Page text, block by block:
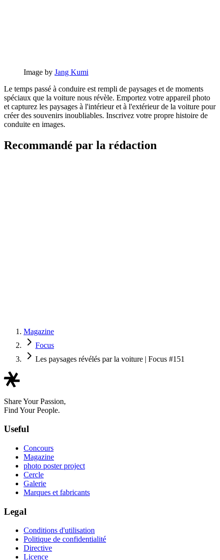
Image by Jang Kumi
Le temps passé à conduire est rempli de paysages et de moments
spéciaux que la voiture nous révèle. Emportez votre appareil photo
et capturez les paysages à l'intérieur et à l'extérieur de la voiture pour
créer des souvenirs inoubliables. Inscrivez votre propre histoire de
conduite en images.
Recommandé par la rédaction
Magazine
Focus
Les paysages révélés par la voiture | Focus #151
Share Your Passion,
Find Your People.
Useful
Concours
Magazine
photo poster project
Cercle
Galerie
Marques et fabricants
Legal
Conditions d'utilisation
Politique de confidentialité
Directive
Licence